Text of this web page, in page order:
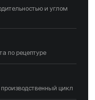
и углом
по рецептуре
цикл